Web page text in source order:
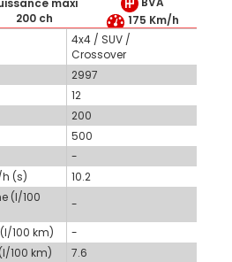
maxi
200 ch
175 Km/h
4x4 / SUV /
Crossover
2997
12
200
500
-
(s)
10.2
(l/100
-
100 km)
-
100 km)
7.6